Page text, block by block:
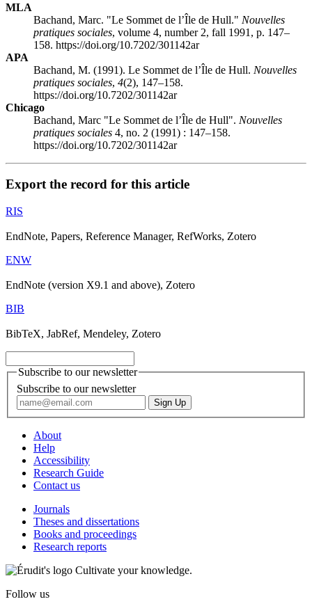
MLA
Bachand, Marc. "Le Sommet de l’Île de Hull." Nouvelles
pratiques sociales, volume 4, number 2, fall 1991, p. 147–
158. https://doi.org/10.7202/301142ar
APA
Bachand, M. (1991). Le Sommet de l’Île de Hull. Nouvelles
pratiques sociales, 4(2), 147–158.
https://doi.org/10.7202/301142ar
Chicago
Bachand, Marc "Le Sommet de l’Île de Hull". Nouvelles
pratiques sociales 4, no. 2 (1991) : 147–158.
https://doi.org/10.7202/301142ar
Export the record for this article
RIS
EndNote, Papers, Reference Manager, RefWorks, Zotero
ENW
EndNote (version X9.1 and above), Zotero
BIB
BibTeX, JabRef, Mendeley, Zotero
Subscribe to our newsletter
Subscribe to our newsletter
About
Help
Accessibility
Research Guide
Contact us
Journals
Theses and dissertations
Books and proceedings
Research reports
Cultivate your knowledge.
Follow us